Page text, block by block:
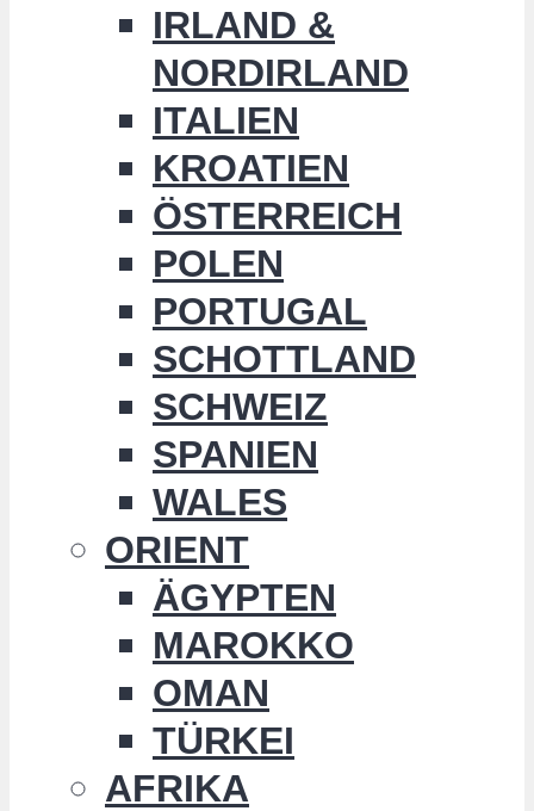
IRLAND &
NORDIRLAND
ITALIEN
KROATIEN
ÖSTERREICH
POLEN
PORTUGAL
SCHOTTLAND
SCHWEIZ
SPANIEN
WALES
ORIENT
ÄGYPTEN
MAROKKO
OMAN
TÜRKEI
AFRIKA